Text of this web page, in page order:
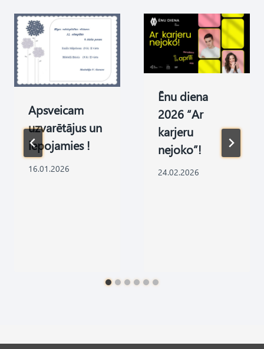
Apsveicam
uzvarētājus un
lepojamies !
16.01.2026
Ēnu diena
2026 “Ar
karjeru
nejoko”!
24.02.2026